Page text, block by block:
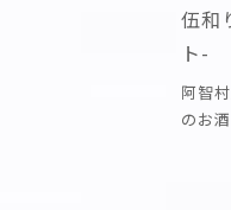
伍和
ト-
阿智
のお酒